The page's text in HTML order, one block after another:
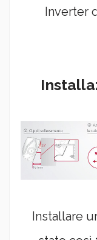
Inverter
Installare